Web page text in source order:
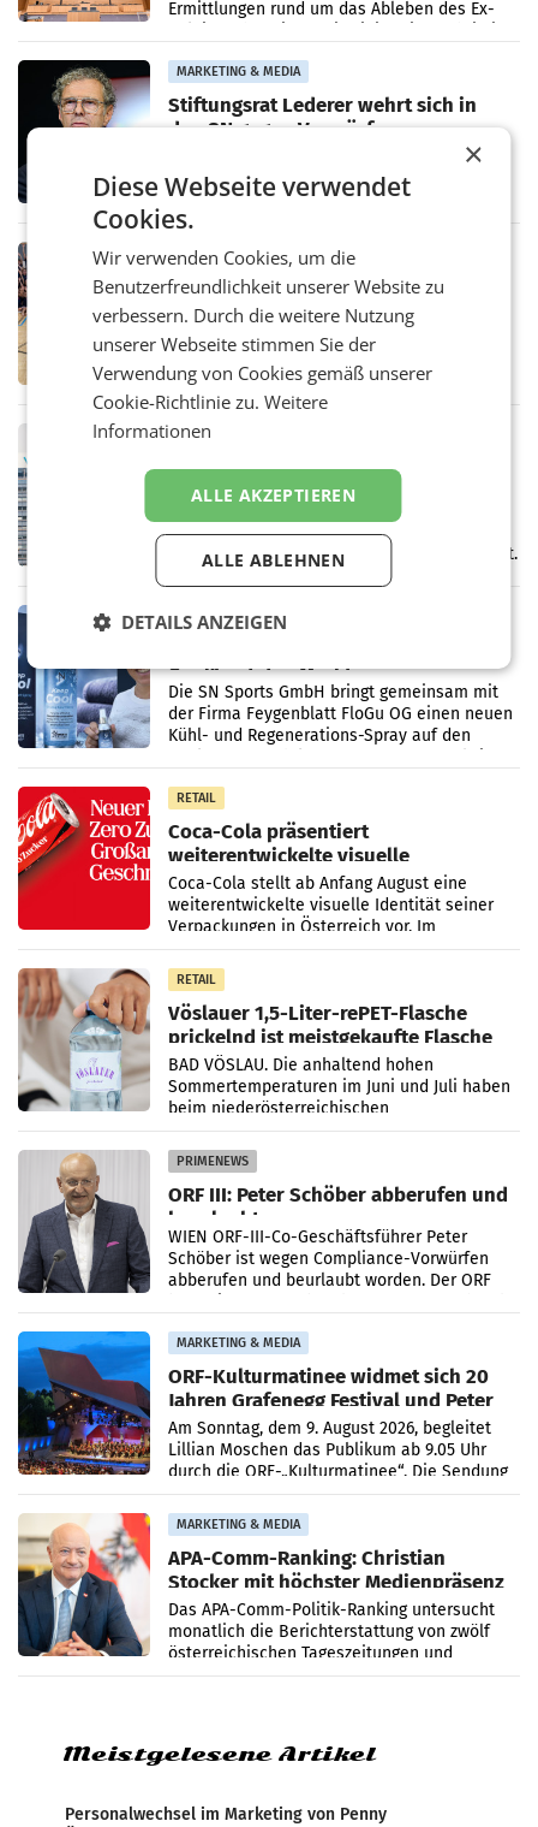
Ermittlungen rund um das Ableben des Ex-
MARKETING & MEDIA
Stiftungsrat Lederer wehrt sich in
den SN gegen Vorwürfe
Mehrere Themen beschäftigen derzeit den
ORF. Am Dienstag soll im Stiftungsrat über
die vom neuen ORF-Chef Clemens Pig
vorgeschlagenen Besetzungen für die
Direktionen abgestimmt werden.
RETAIL
Bipa unterstützt Bewegte Kids
Sommercamps im Osten Österreichs
Bereits zum zweiten Mal begleitet Bipa das
polysportive Sommersportcamp „Bewegte
Kids“. Während der Campwochen in den
Monaten Juli und August versorgt das
Unternehmen Kinder sowie
RETAIL
voestalpine verzeichnet solides
erstes Quartal und steigert EBITDA
Der voestalpine-Konzern hat im 1. Quartal
des Geschäftsjahres 2026/27 (1. April bis 30.
Juni 2026) ein solides Ergebnis erwirtschaftet.
Der Umsatz stieg im Vergleich zur
RETAIL
Cool“ auf den Markt
Die SN Sports GmbH bringt gemeinsam mit
der Firma Feygenblatt FloGu OG einen neuen
Kühl- und Regenerations-Spray auf den
RETAIL
Coca-Cola präsentiert
weiterentwickelte visuelle
Markenidentität
Coca-Cola stellt ab Anfang August eine
weiterentwickelte visuelle Identität seiner
Verpackungen in Österreich vor. Im
Mittelpunkt des Redesigns stehen zentrale
Gestaltungselemente
RETAIL
Vöslauer 1,5-Liter-rePET-Flasche
prickelnd ist meistgekaufte Flasche
Österreichs
BAD VÖSLAU. Die anhaltend hohen
Sommertemperaturen im Juni und Juli haben
beim niederösterreichischen
Getränkehersteller Vöslauer zu deutlichen
Absatzzuwächsen geführt. Während
PRIMENEWS
ORF III: Peter Schöber abberufen und
beurlaubt
WIEN ORF-III-Co-Geschäftsführer Peter
Schöber ist wegen Compliance-Vorwürfen
abberufen und beurlaubt worden. Der ORF
MARKETING & MEDIA
ORF-Kulturmatinee widmet sich 20
Jahren Grafenegg Festival und Peter
Simonischek
Am Sonntag, dem 9. August 2026, begleitet
Lillian Moschen das Publikum ab 9.05 Uhr
durch die ORF-„Kulturmatinee“. Die Sendung
startet mit der Dokumentation „20 Jahre
Grafenegg
MARKETING & MEDIA
APA-Comm-Ranking: Christian
Stocker mit höchster Medienpräsenz
im Juli
Das APA-Comm-Politik-Ranking untersucht
monatlich die Berichterstattung von zwölf
österreichischen Tageszeitungen und
analysiert, welche Politikerinnen und
Meistgelesene Artikel
Personalwechsel im Marketing von Penny
×
Diese Webseite verwendet
Cookies.
Wir verwenden Cookies, um die
Benutzerfreundlichkeit unserer Website zu
verbessern. Durch die weitere Nutzung
unserer Webseite stimmen Sie der
Verwendung von Cookies gemäß unserer
Cookie-Richtlinie zu.Weitere
Informationen
ALLE AKZEPTIEREN
ALLE ABLEHNEN
DETAILS ANZEIGEN